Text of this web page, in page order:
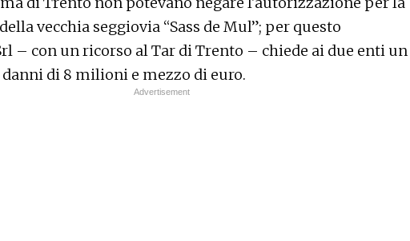
vecchia seggiovia “Sass de Mul”; per questo
– con un ricorso al Tar di Trento – chiede ai due enti un
di 8 milioni e mezzo di euro.